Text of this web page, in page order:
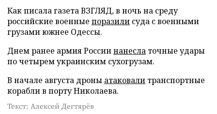
Как писала газета ВЗГЛЯД, в ночь на среду
российские военные поразили суда с военными
грузами южнее Одессы.
Днем ранее армия Россиинанесла точные удары
по четырем украинским сухогрузам.
В начале августа дроны атаковали транспортные
корабли в порту Николаева.
Текст: Алексей Дегтярёв